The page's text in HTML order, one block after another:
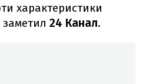
характеристики
24 Канал.